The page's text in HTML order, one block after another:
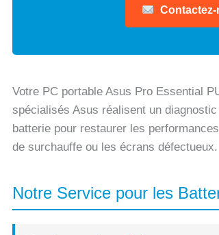
Votre PC portable Asus Pro Essential
spécialisés Asus réalisent un
batterie pour restaurer les
de surchauffe ou les écrans défectueux.
Notre Service pour les